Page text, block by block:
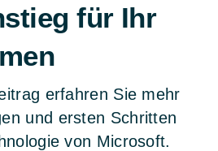
für Ihr
erfahren Sie mehr
und ersten Schritten
von Microsoft.